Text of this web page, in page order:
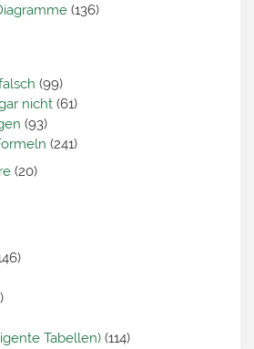
(136)
(99)
nicht(61)
(93)
(241)
(20)
Tabellen)(114)